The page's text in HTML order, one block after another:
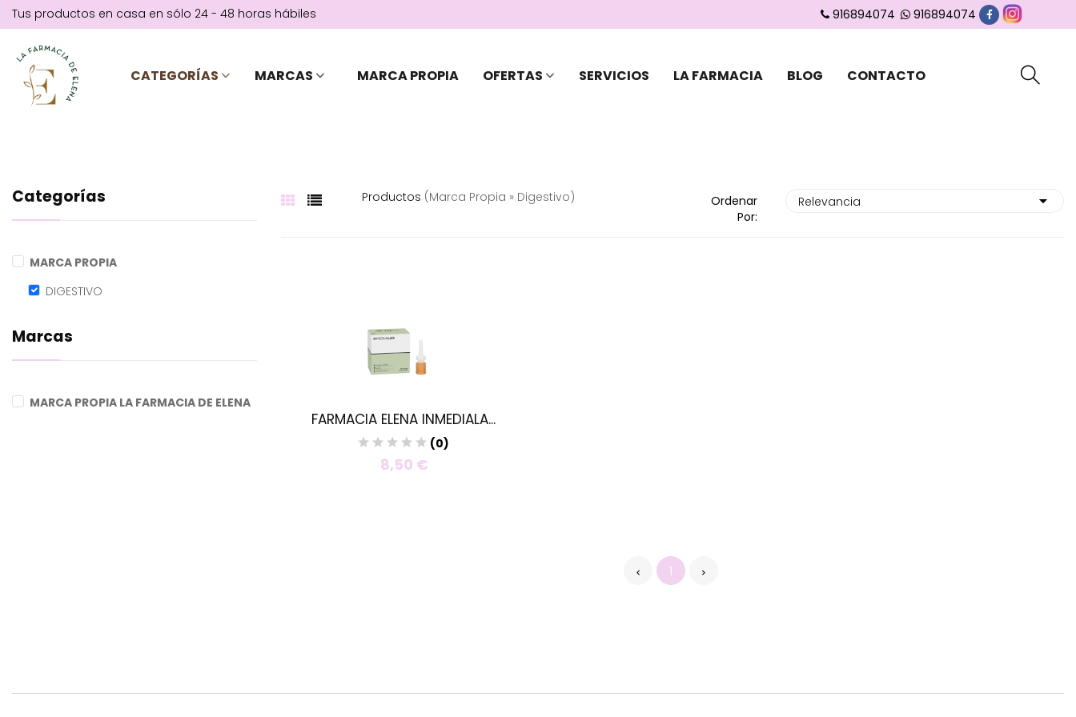
Tus productos en casa en sólo 24 - 48 horas hábiles 916894074 916894074
CATEGORÍAS MARCAS MARCA PROPIA OFERTAS SERVICIOS LA FARMACIA BLOG CONTACTO
Categorías
MARCA PROPIA
DIGESTIVO
Marcas
MARCA PROPIA LA FARMACIA DE ELENA
Productos (marca Propia » Digestivo)
Ordenar
Por:
FARMACIA ELENA INMEDIALA...
(0)
8,50 €
1